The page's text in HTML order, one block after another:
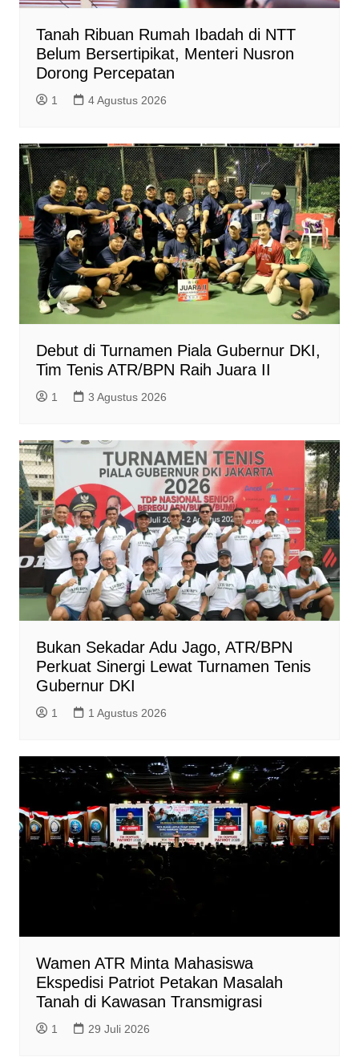
Tanah Ribuan Rumah Ibadah di NTT
Belum Bersertipikat, Menteri Nusron
Dorong Percepatan
1 4 Agustus 2026
Debut di Turnamen Piala Gubernur DKI,
Tim Tenis ATR/BPN Raih Juara II
1 3 Agustus 2026
Bukan Sekadar Adu Jago, ATR/BPN
Perkuat Sinergi Lewat Turnamen Tenis
Gubernur DKI
1 1 Agustus 2026
Wamen ATR Minta Mahasiswa
Ekspedisi Patriot Petakan Masalah
Tanah di Kawasan Transmigrasi
1 29 Juli 2026